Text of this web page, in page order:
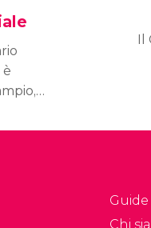
i
Il
Chi